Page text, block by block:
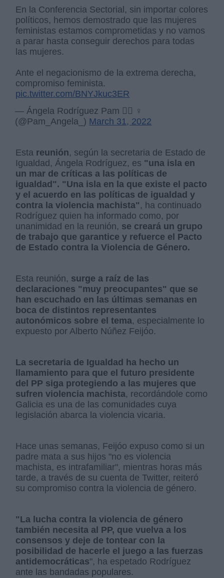
En la Conferencia Sectorial, sin importar colores
políticos, hemos demostrado que las mujeres
feministas estamos comprometidas y no vamos
a parar hasta conseguir derechos para todas
las mujeres.
Ante el negacionismo de la extrema derecha,
compromiso feminista.
pic.twitter.com/BNYJkuc3ER
— Ángela Rodríguez Pam 🏳️‍🌈 ♀️
(@Pam_Angela_) March 31, 2022
Esta reunión, según la secretaria de Estado de
Igualdad, Ángela Rodríguez, es "una isla en
un mar de críticas a las políticas de
igualdad". "Una isla en la que existe el pacto
y el acuerdo en las políticas de igualdad y
contra la violencia machista" , ha continuado
Rodríguez quien ha informado como, por
unanimidad en la reunión, se creará un grupo
de trabajo que garantice y refuerce el Pacto
de Estado contra la Violencia de Género.
Esta reunión, surge a raíz de las
declaraciones "muy preocupantes" que se
han escuchado en las últimas semanas en
boca de distintos representantes
autonómicos sobre el tema, especialmente lo
expuesto por Alberto Núñez Feijóo.
La secretaria de Igualdad ha hecho un
llamamiento para que el futuro presidente
del PP siga protegiendo a las mujeres que
sufren violencia machista, recordándole como
Galicia es una de las comunidades cuya
legislación abarca la violencia vicaria.
Hace unas semanas, Feijóo expuso como si un
padre mata a sus hijos "no es violencia
machista, es intrafamiliar", mientras horas más
tarde, a través de su cuenta de Twitter, reiteró
su compromiso contra la violencia de género.
"La lucha contra la violencia de género
también necesita al PP, que vuelva a los
consensos y deje de tontear con la
posibilidad de hacerle el juego a las fuerzas
antidemocráticas", ha espetado Rodríguez
ante las bandadas populares.